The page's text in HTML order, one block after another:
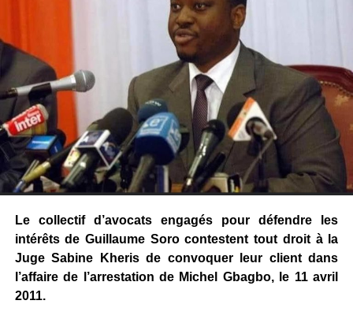
Le collectif d’avocats engagés pour défendre les
intérêts de Guillaume Soro contestent tout droit à la
Juge Sabine Kheris de convoquer leur client dans
l’affaire de l’arrestation de Michel Gbagbo, le 11 avril
2011.